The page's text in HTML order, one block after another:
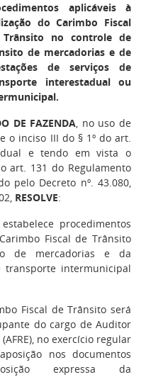
aplicáveis à
do Carimbo Fiscal
no controle de
de mercadorias e de
de serviços de
interestadual ou
DE FAZENDA, no uso de
o inciso III do § 1º do art.
e tendo em vista o
art. 131 do Regulamento
pelo Decreto nº. 43.080,
RESOLVE:
procedimentos
Fiscal de Trânsito
de mercadorias e da
transporte intermunicipal
Fiscal de Trânsito será
do cargo de Auditor
no exercício regular
nos documentos
expressa da